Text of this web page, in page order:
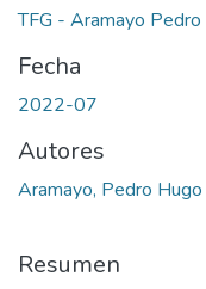
TFG - Aramayo
Fecha
2022-07
Autores
Aramayo, Pedro Hugo
Resumen